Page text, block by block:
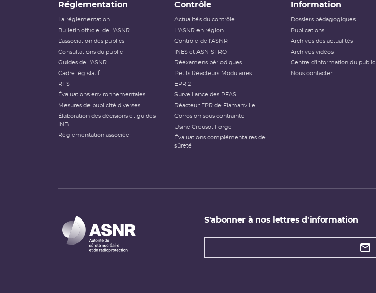
Réglementation
La réglementation
Bulletin officiel de l'ASNR
L’association des publics
Consultations du public
Guides de l'ASNR
Cadre législatif
RFS
Évaluations environnementales
Mesures de publicité diverses
Élaboration des décisions et guides
INB
Réglementation associée
Contrôle
Actualités du contrôle
L'ASNR en région
Contrôle de l'ASNR
INES et ASN-SFRO
Réexamens périodiques
Petits Réacteurs Modulaires
EPR 2
Surveillance des PFAS
Réacteur EPR de Flamanville
Corrosion sous contrainte
Usine Creusot Forge
Évaluations complémentaires de
sûreté
Information
Dossiers pédagogiques
Publications
Archives des actualités
Archives vidéos
Centre d'information du public
Nous contacter
S'abonner à nos lettres d'information
Types de